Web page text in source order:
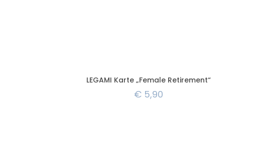
LEGAMI Karte „Female Retirement“
€ 5,90